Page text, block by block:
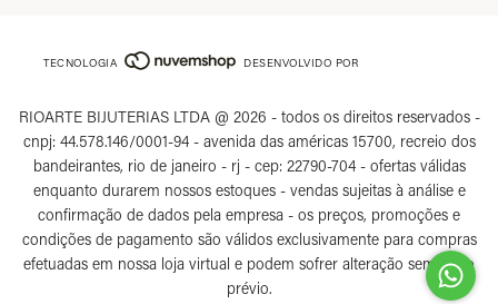
TECNOLOGIA DESENVOLVIDO POR
RIOARTE BIJUTERIAS LTDA @ 2026 - todos os direitos reservados -
cnpj: 44.578.146/0001-94 - avenida das américas 15700, recreio dos
bandeirantes, rio de janeiro - rj - cep: 22790-704 - ofertas válidas
enquanto durarem nossos estoques - vendas sujeitas à análise e
confirmação de dados pela empresa - os preços, promoções e
condições de pagamento são válidos exclusivamente para compras
efetuadas em nossa loja virtual e podem sofrer alteração sem aviso
prévio.